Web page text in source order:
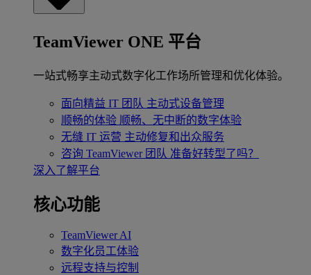
TeamViewer ONE 平台
一站式畅享主动式数字化工作场所管理和优化体验。
面向精益 IT 团队 主动式设备管理
顺畅的体验 顺畅、无中断的数字体验
无缝 IT 运营 主动修复和出众服务
咨询 TeamViewer 团队 准备好转型了吗？
深入了解平台
核心功能
TeamViewer AI
数字化员工体验
远程支持与控制